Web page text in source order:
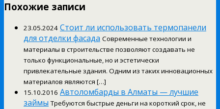
Похожие записи
23.05.2024 Стоит ли использовать термопанели
для отделки фасада Современные технологии и
материалы в строительстве позволяют создавать не
только функциональные, но и эстетически
привлекательные здания. Одним из таких инновационных
материалов являются […]
15.10.2016 Автоломбарды в Алматы — лучшие
займы Требуются быстрые деньги на короткий срок, не